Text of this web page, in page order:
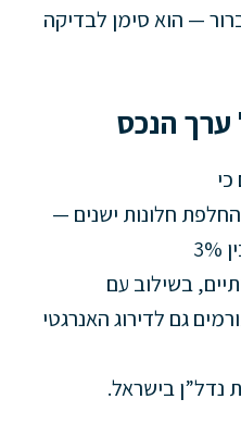
— הוא סימן לבדיקה
הנכס
חלונות ישנים —
גם לדירוג האנרגטי
נדל”ן בישראל.